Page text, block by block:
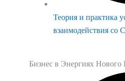
Теория и практика
взаимодействия со
Бизнес в Энергиях Нового